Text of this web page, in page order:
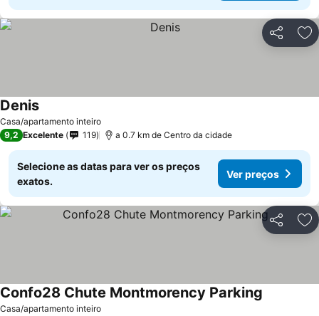
Partilhar
Casa/apartamento inteiro
Denis
9,2 Excelente 119 a 0.7 km de Centro da cidade
Selecione as datas para ver os preços
exatos.
Ver preços
Partilhar
Casa/apartamento inteiro
Confo28 Chute Montmorency Parking